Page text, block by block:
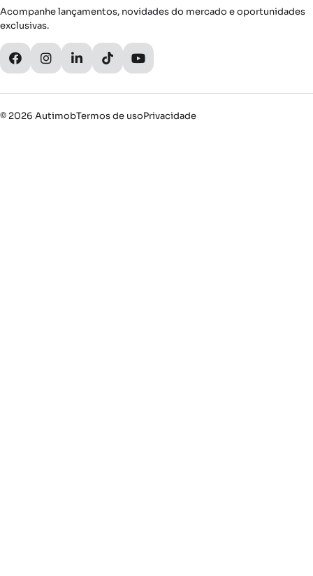
Acompanhe lançamentos, novidades do mercado e oportunidades
exclusivas.
© 2026 AutimobTermos de usoPrivacidade